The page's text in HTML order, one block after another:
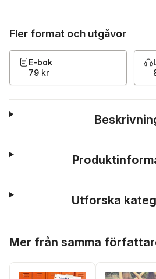
Fler format och utgåvor
E-bok
79 kr
Utforska
Mer från samma